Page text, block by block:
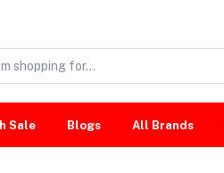
Sale Blogs All Brands